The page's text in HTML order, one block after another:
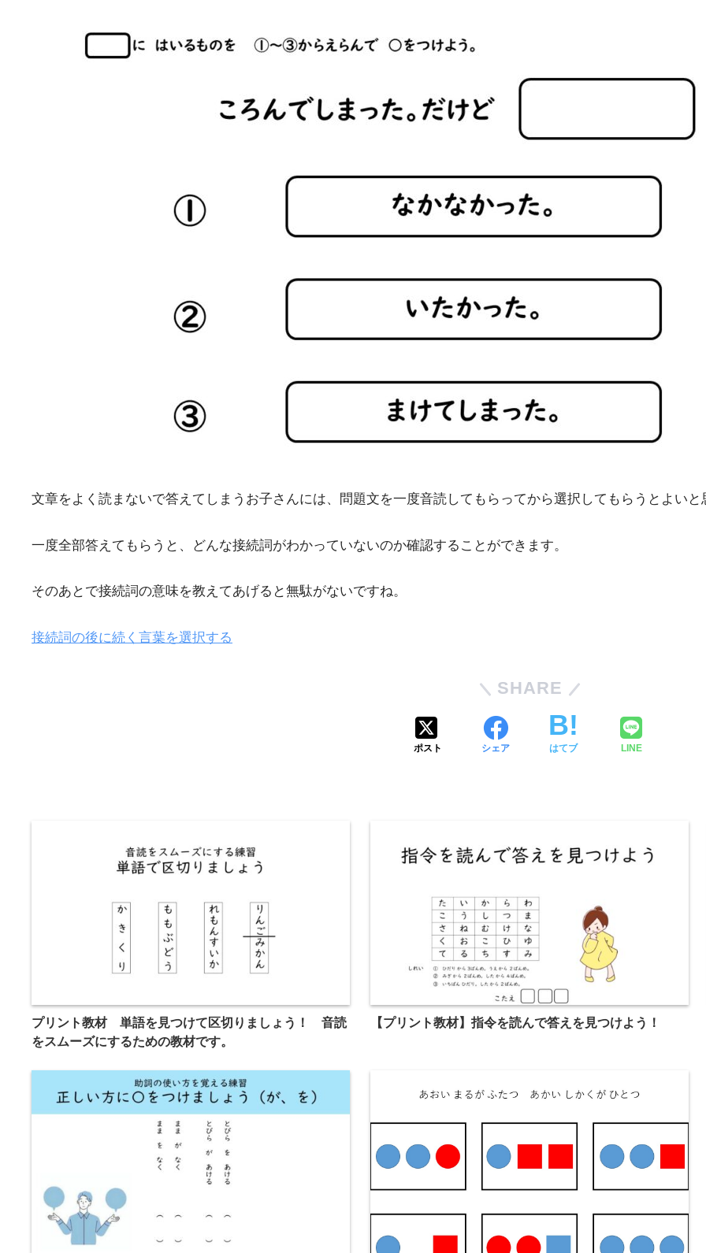
文章をよく読まないで答えてしまうお子さんには、問題文を一度音読してもらってから選択してもらうとよいと
一度全部答えてもらうと、どんな接続詞がわかっていないのか確認することができます。
そのあとで接続詞の意味を教えてあげると無駄がないですね。
接続詞の後に続く言葉を選択する
SHARE
ポスト シェア はてブ LINE
プリント教材 単語を見つけて区切りましょう！ 音読
をスムーズにするための教材です。
【プリント教材】指令を読んで答えを見つけよう！